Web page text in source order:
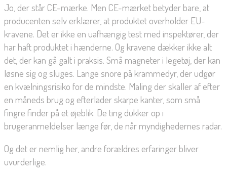
Jo, der står CE-mærke. Men CE-mærket betyder bare, at
producenten selv erklærer, at produktet overholder EU-
kravene. Det er ikke en uafhængig test med inspektører, der
har haft produktet i hænderne. Og kravene dækker ikke alt
det, der kan gå galt i praksis. Små magneter i legetøj, der kan
løsne sig og sluges. Lange snore på krammedyr, der udgør
en kvælningsrisiko for de mindste. Maling der skaller af efter
en måneds brug og efterlader skarpe kanter, som små
fingre finder på et øjeblik. De ting dukker op i
brugeranmeldelser længe før, de når myndighedernes radar.
Og det er nemlig her, andre forældres erfaringer bliver
uvurderlige.